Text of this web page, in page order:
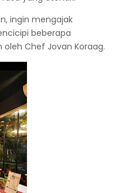
ingin mengajak
beberapa
Chef Jovan Koraag.